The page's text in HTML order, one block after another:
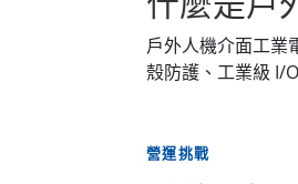
戶外人機介面工業
殼防護、工業級 I/
營運挑戰